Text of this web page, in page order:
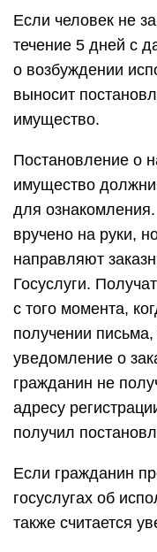
Если человек не
течение 5 дней с
о возбуждении
выносит
имущество.
Постановление о
имущество
для
вручено на руки,
направляют
Госуслуги.
с того момента,
получении
уведомление о
гражданин не
адресу
получил
Если гражданин
госуслугах об
также считается